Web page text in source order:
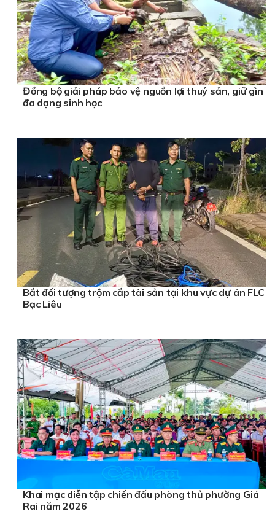
Đồng bộ giải pháp bảo vệ nguồn lợi thuỷ sản, giữ gìn
đa dạng sinh học
Bắt đối tượng trộm cắp tài sản tại khu vực dự án FLC
Bạc Liêu
Khai mạc diễn tập chiến đấu phòng thủ phường Giá
Rai năm 2026